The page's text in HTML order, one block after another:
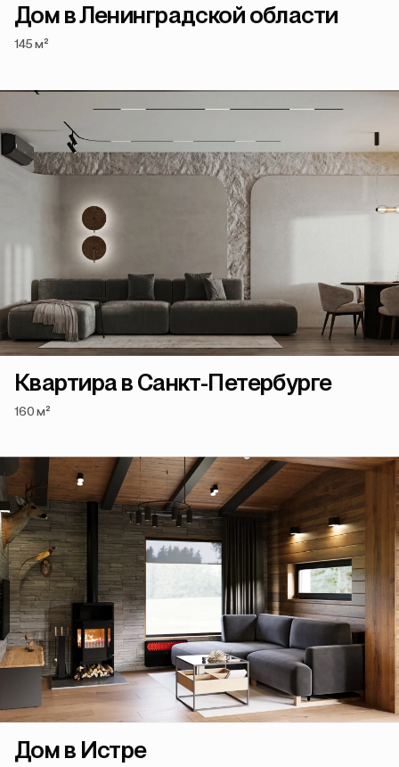
Дом в Ленинградской области
145 м²
Квартира в Санкт-Петербурге
160 м²
Дом в Истре